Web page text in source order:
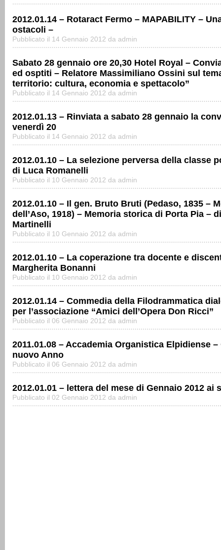
2012.01.14 – Rotaract Fermo – MAPABILITY –
ostacoli –
Pubblicato il 14 Gennaio 2012 da admin
Sabato 28 gennaio ore 20,30 Hotel Royal –
ed osptiti – Relatore Massimiliano Ossini sul
territorio: cultura, economia e spettacolo”
Pubblicato il 14 Gennaio 2012 da admin
2012.01.13 – Rinviata a sabato 28 gennaio la
venerdì 20
Pubblicato il 14 Gennaio 2012 da admin
2012.01.10 – La selezione perversa della classe
di Luca Romanelli
Pubblicato il 10 Gennaio 2012 da admin
2012.01.10 – Il gen. Bruto Bruti (Pedaso, 1835 –
dell’Aso, 1918) – Memoria storica di Porta Pia –
Martinelli
Pubblicato il 10 Gennaio 2012 da admin
2012.01.10 – La coperazione tra docente e
Margherita Bonanni
Pubblicato il 10 Gennaio 2012 da admin
2012.01.14 – Commedia della Filodrammatica
per l’associazione “Amici dell’Opera Don Ricci”
Pubblicato il 06 Gennaio 2012 da admin
2011.01.08 – Accademia Organistica Elpidiense
nuovo Anno
Pubblicato il 06 Gennaio 2012 da admin
2012.01.01 – lettera del mese di Gennaio 2012 ai
Pubblicato il 02 Gennaio 2012 da admin